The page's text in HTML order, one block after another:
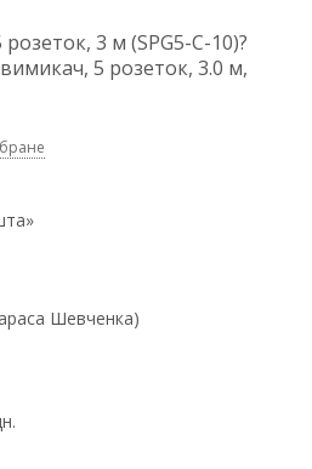
3 м (SPG5-C-10)?
5 розеток, 3.0 м,
Шевченка)